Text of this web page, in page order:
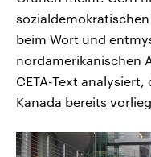
beim Wort und
nordamerikanischen
CETA-Text
Kanada bereits